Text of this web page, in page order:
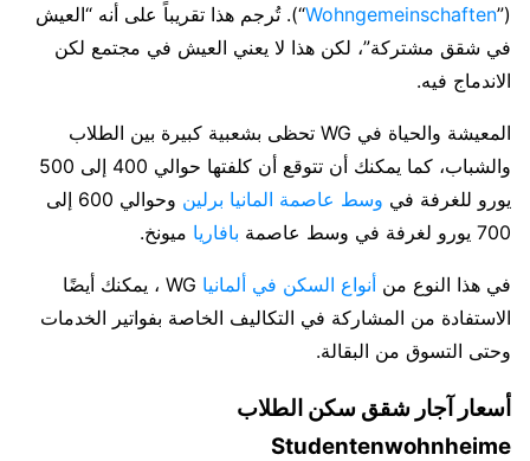
(“Wohngemeinschaften
”). تُرجم هذا تقريباً على أنه “العيش
في شقق مشتركة”، لكن هذا لا يعني العيش في مجتمع لكن
الاندماج فيه.
المعيشة والحياة في WG تحظى بشعبية كبيرة بين الطلاب
والشباب، كما يمكنك أن تتوقع أن كلفتها حوالي 400 إلى 500
يورو للغرفة في وسط عاصمة المانيا برلين
وحوالي 600 إلى
700 يورو لغرفة في وسط عاصمة
بافاريا ميونخ.
في هذا النوع من أنواع السكن في ألمانيا
WG ، يمكنك أيضًا
الاستفادة من المشاركة في التكاليف الخاصة بفواتير الخدمات
وحتى التسوق من البقالة.
أسعار آجار شقق سكن الطلاب
Studentenwohnheime